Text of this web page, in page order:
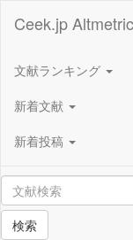
Ceek.jp
文献ランキング
新着文献
新着投稿
検索